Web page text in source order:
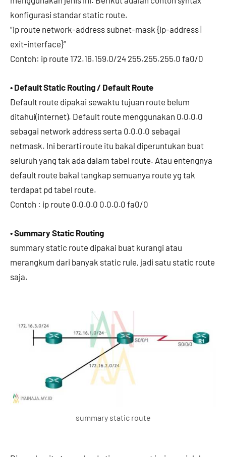
konfigurasi standar static route.
“ip route network-address subnet-mask {ip-address |
exit-interface}”
Contoh: ip route 172.16.159.0/24 255.255.255.0 fa0/0
• Default Static Routing / Default Route
Default route dipakai sewaktu tujuan route belum
ditahui(internet). Default route menggunakan 0.0.0.0
sebagai network address serta 0.0.0.0 sebagai
netmask. Ini berarti route itu bakal diperuntukan buat
seluruh yang tak ada dalam tabel route. Atau entengnya
default route bakal tangkap semuanya route yg tak
terdapat pd tabel route.
Contoh : ip route 0.0.0.0 0.0.0.0 fa0/0
• Summary Static Routing
summary static route dipakai buat kurangi atau
merangkum dari banyak static rule, jadi satu static route
saja.
summary static route